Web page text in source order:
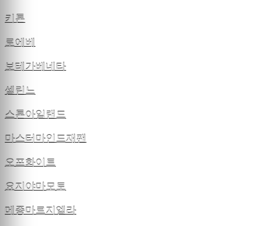
키톤
로에베
보테가베네타
셀린느
스톤아일랜드
마스터마인드재팬
오프화이트
요지야마모토
메종마르지엘라